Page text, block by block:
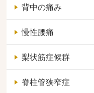
背中の痛み
慢性腰痛
梨状筋症候群
脊柱管狭窄症